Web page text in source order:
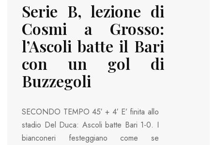
Serie B, lezione di
Cosmi a Grosso:
l’Ascoli batte il Bari
con un gol di
Buzzegoli
SECONDO TEMPO 45′ + 4′ E’ finita allo
stadio Del Duca: Ascoli batte Bari 1-0. I
bianconeri festeggiano come se